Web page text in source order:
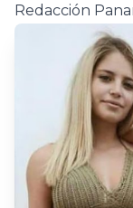
Redacción